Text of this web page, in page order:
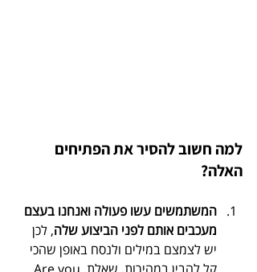
למה חשוב להסיר את הפתיחים
האלה?
המשתמשים עשו פעולה ואנחנו בעצם
מעכבים אותם לפני הביצוע שלה, לכן
יש לצמצם במילים ולנסח באופן שהכי